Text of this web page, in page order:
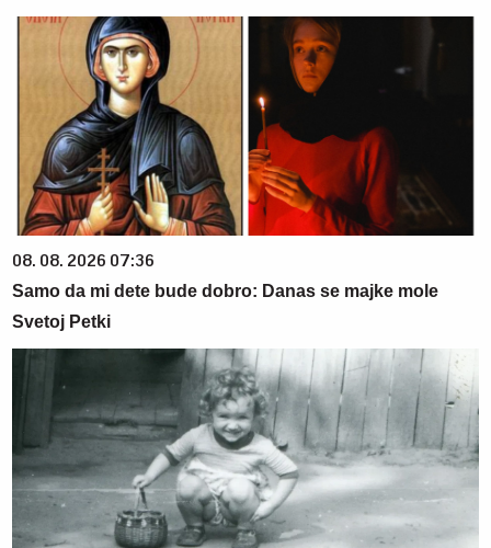
08. 08. 2026 07:36
Samo da mi dete bude dobro: Danas se majke mole
Svetoj Petki